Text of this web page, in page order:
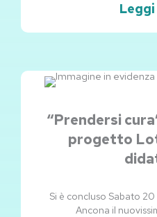
“Prendersi
progetto
Si è concluso Sabato
Ancona il